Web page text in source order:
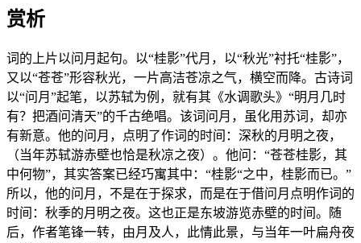
赏析
词的上片以问月起句。以“桂影”代月，以“秋光”衬托“桂影”，
又以“苍苍”形容秋光，一片高洁苍凉之气，横空而降。古诗词
以“问月”起笔，以苏轼为例，就有其《水调歌头》“明月几时
有？把酒问清天”的千古绝唱。该词问月，虽化用苏词，却亦
有新意。他的问月，点明了作词的时间：深秋的月明之夜，
（当年苏轼游赤壁也恰是秋凉之夜）。他问：“苍苍桂影，其
中何物”，其实答案已经巧寓其中：“桂影“之中，桂影而已。”
所以，他的问月，不是在于探求，而是在于借问月点明作词的
时间：秋季的月明之夜。这也正是东坡游览赤壁的时间。随
后，作者笔锋一转，由月及人，此情此景，与当年一叶扁舟夜